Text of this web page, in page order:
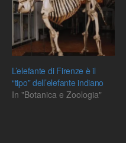
L’elefante di Firenze è il
“tipo” dell’elefante indiano
In "Botanica e Zoologia"